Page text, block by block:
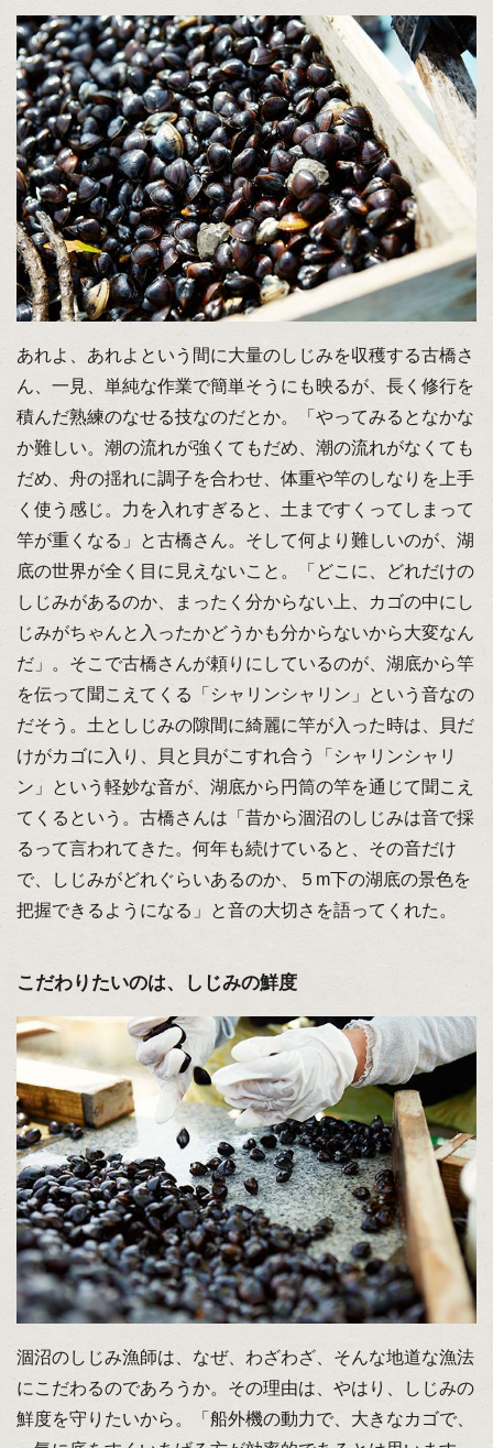
あれよ、あれよという間に大量のしじみを収穫する古橋さ
ん、一見、単純な作業で簡単そうにも映るが、長く修行を
積んだ熟練のなせる技なのだとか。「やってみるとなかな
か難しい。潮の流れが強くてもだめ、潮の流れがなくても
だめ、舟の揺れに調子を合わせ、体重や竿のしなりを上手
く使う感じ。力を入れすぎると、土まですくってしまって
竿が重くなる」と古橋さん。そして何より難しいのが、湖
底の世界が全く目に見えないこと。「どこに、どれだけの
しじみがあるのか、まったく分からない上、カゴの中にし
じみがちゃんと入ったかどうかも分からないから大変なん
だ」。そこで古橋さんが頼りにしているのが、湖底から竿
を伝って聞こえてくる「シャリンシャリン」という音なの
だそう。土としじみの隙間に綺麗に竿が入った時は、貝だ
けがカゴに入り、貝と貝がこすれ合う「シャリンシャリ
ン」という軽妙な音が、湖底から円筒の竿を通じて聞こえ
てくるという。古橋さんは「昔から涸沼のしじみは音で採
るって言われてきた。何年も続けていると、その音だけ
で、しじみがどれぐらいあるのか、５m下の湖底の景色を
把握できるようになる」と音の大切さを語ってくれた。
こだわりたいのは、しじみの鮮度
涸沼のしじみ漁師は、なぜ、わざわざ、そんな地道な漁法
にこだわるのであろうか。その理由は、やはり、しじみの
鮮度を守りたいから。「船外機の動力で、大きなカゴで、